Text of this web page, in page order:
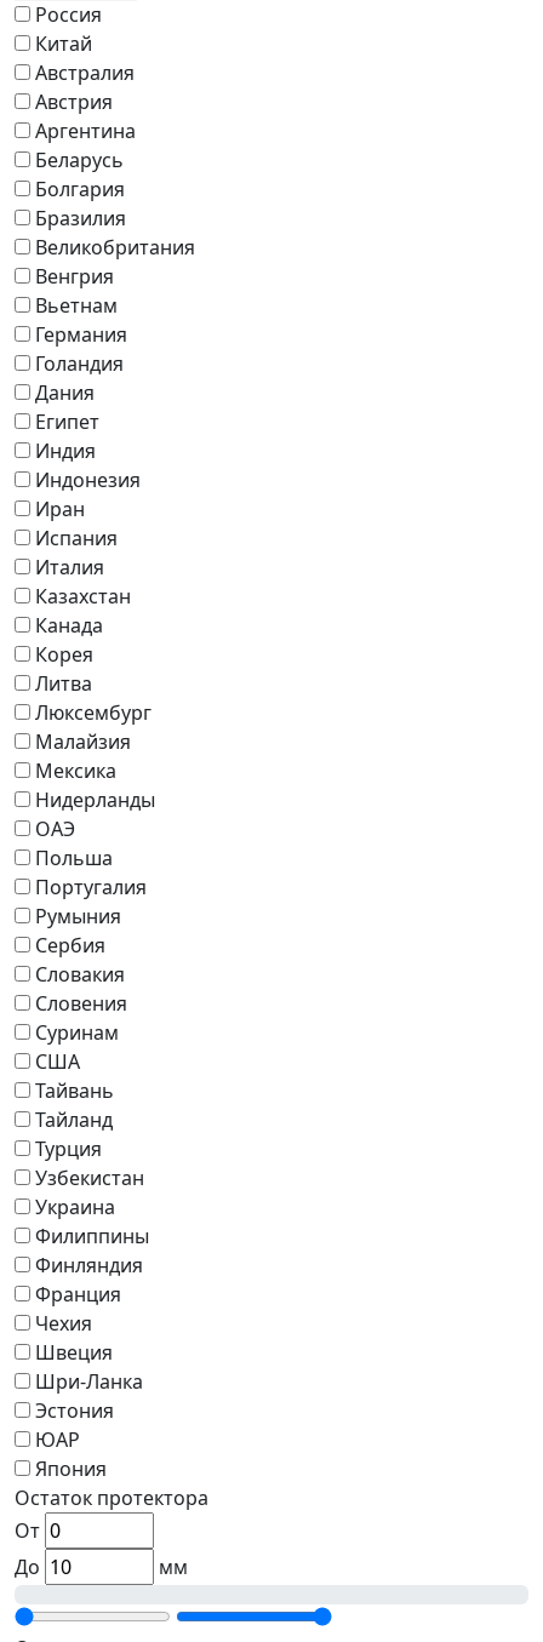
Россия
Китай
Австралия
Австрия
Аргентина
Беларусь
Болгария
Бразилия
Великобритания
Венгрия
Вьетнам
Германия
Голандия
Дания
Египет
Индия
Индонезия
Иран
Испания
Италия
Казахстан
Канада
Корея
Литва
Люксембург
Малайзия
Мексика
Нидерланды
ОАЭ
Польша
Португалия
Румыния
Сербия
Словакия
Словения
Суринам
США
Тайвань
Тайланд
Турция
Узбекистан
Украина
Филиппины
Финляндия
Франция
Чехия
Швеция
Шри-Ланка
Эстония
ЮАР
Япония
Остаток протектора
От
До
мм